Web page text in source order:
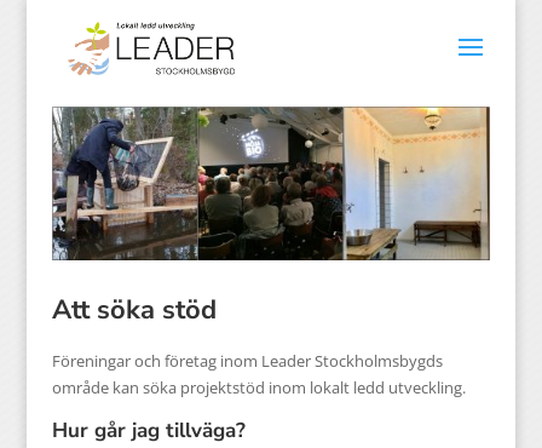
Att söka stöd
Föreningar och företag inom Leader Stockholmsbygds
område kan söka projektstöd inom lokalt ledd utveckling.
Hur går jag tillväga?